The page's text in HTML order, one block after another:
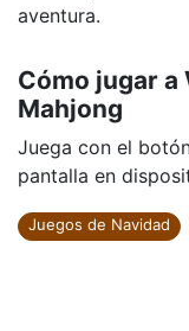
aventura.
Cómo jugar
Mahjong
Juega con el
pantalla en
Juegos de Navidad